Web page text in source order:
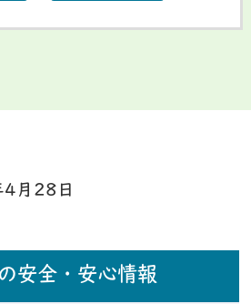
月28日
安全・安心情報